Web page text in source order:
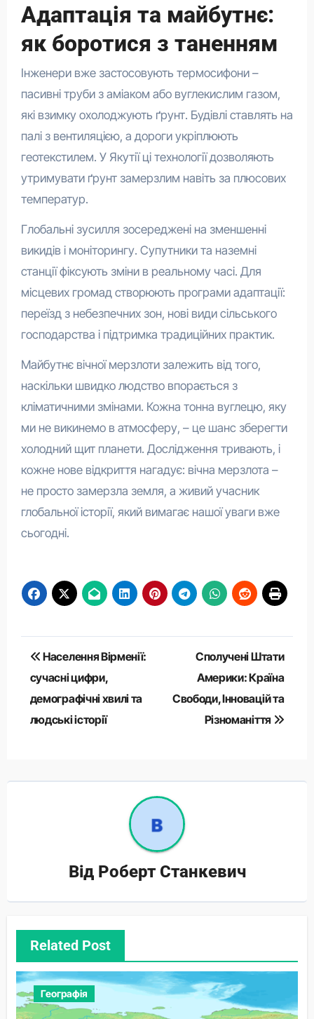
Адаптація та майбутнє:
як боротися з таненням
Інженери вже застосовують термосифони –
пасивні труби з аміаком або вуглекислим газом,
які взимку охолоджують ґрунт. Будівлі ставлять на
палі з вентиляцією, а дороги укріплюють
геотекстилем. У Якутії ці технології дозволяють
утримувати ґрунт замерзлим навіть за плюсових
температур.
Глобальні зусилля зосереджені на зменшенні
викидів і моніторингу. Супутники та наземні
станції фіксують зміни в реальному часі. Для
місцевих громад створюють програми адаптації:
переїзд з небезпечних зон, нові види сільського
господарства і підтримка традиційних практик.
Майбутнє вічної мерзлоти залежить від того,
наскільки швидко людство впорається з
кліматичними змінами. Кожна тонна вуглецю, яку
ми не викинемо в атмосферу, – це шанс зберегти
холодний щит планети. Дослідження тривають, і
кожне нове відкриття нагадує: вічна мерзлота –
не просто замерзла земля, а живий учасник
глобальної історії, який вимагає нашої уваги вже
сьогодні.
Навігація
записів
Населення Вірменії:
сучасні цифри,
демографічні хвилі та
людські історії
Сполучені Штати
Америки: Країна
Свободи, Інновацій та
Різноманіття
Від Роберт Станкевич
Related Post
Географія